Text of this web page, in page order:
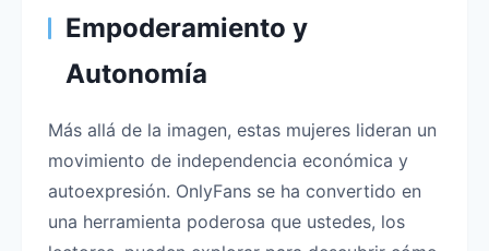
Empoderamiento y
Autonomía
Más allá de la imagen, estas mujeres lideran un
movimiento de independencia económica y
autoexpresión. OnlyFans se ha convertido en
una herramienta poderosa que ustedes, los